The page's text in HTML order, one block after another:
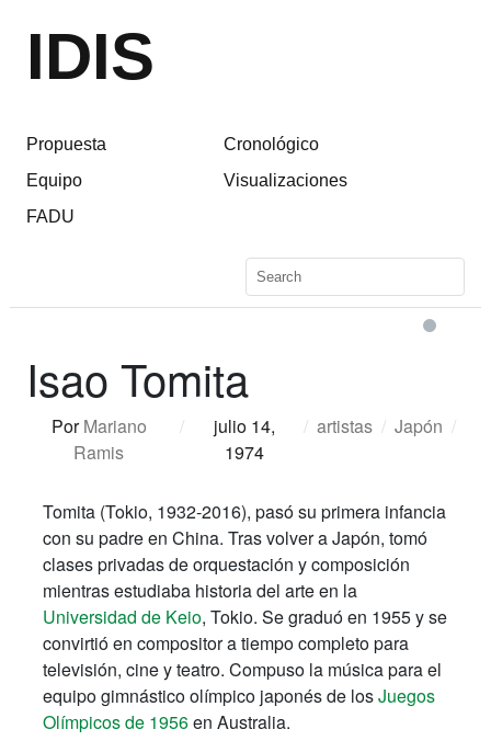
IDIS
Propuesta
Equipo
FADU
Cronológico
Visualizaciones
Isao Tomita
PorMariano
Ramis
/
julio 14,
1974
/ artistas / Japón /
Tomita (Tokio, 1932-2016), pasó su primera infancia
con su padre en China. Tras volver a Japón, tomó
clases privadas de orquestación y composición
mientras estudiaba historia del arte en la
Universidad de Keio, Tokio. Se graduó en 1955 y se
convirtió en compositor a tiempo completo para
televisión, cine y teatro. Compuso la música para el
equipo gimnástico olímpico japonés de losJuegos
Olímpicos de 1956en Australia.